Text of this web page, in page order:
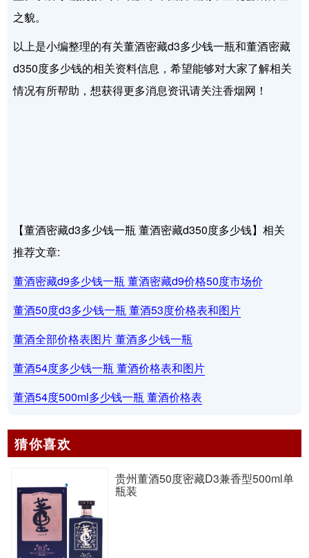
之貌。
以上是小编整理的有关董酒密藏d3多少钱一瓶和董酒密藏
d350度多少钱的相关资料信息，希望能够对大家了解相关
情况有所帮助，想获得更多消息资讯请关注香烟网！
【董酒密藏d3多少钱一瓶 董酒密藏d350度多少钱】相关
推荐文章:
董酒密藏d9多少钱一瓶 董酒密藏d9价格50度市场价
董酒50度d3多少钱一瓶 董酒53度价格表和图片
董酒全部价格表图片 董酒多少钱一瓶
董酒54度多少钱一瓶 董酒价格表和图片
董酒54度500ml多少钱一瓶 董酒价格表
猜你喜欢
贵州董酒50度密藏D3兼香型500ml单
瓶装